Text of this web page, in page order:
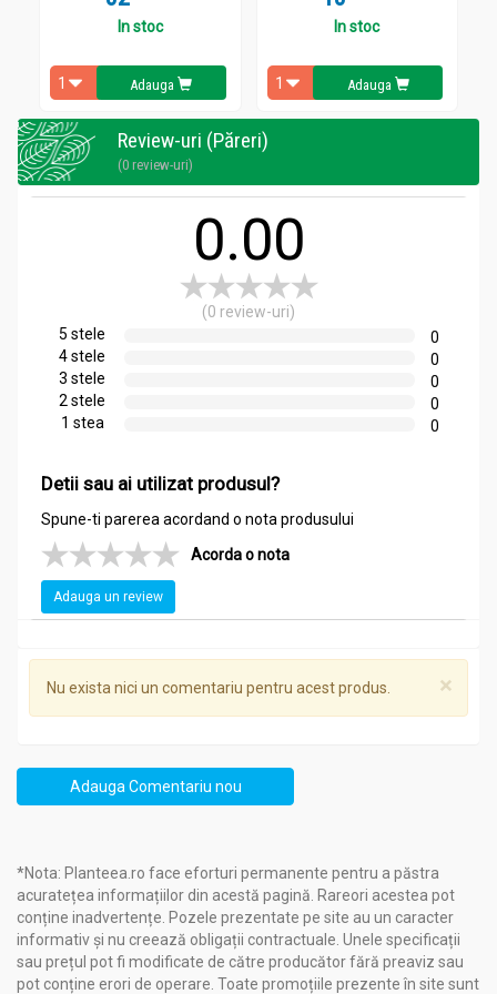
In stoc
Adauga
In stoc
Adauga
Review-uri (Păreri)
(0 review-uri)
0.00
(0 review-uri)
5 stele
0
4 stele
0
3 stele
0
2 stele
0
1 stea
0
Detii sau ai utilizat produsul?
Spune-ti parerea acordand o nota produsului
Acorda o nota
Adauga un review
×
Nu exista nici un comentariu pentru acest produs.
Adauga Comentariu nou
*Nota: Planteea.ro face eforturi permanente pentru a păstra
acuratețea informațiilor din acestă pagină. Rareori acestea pot
conține inadvertențe. Pozele prezentate pe site au un caracter
informativ și nu creează obligații contractuale. Unele specificații
sau prețul pot fi modificate de către producător fără preaviz sau
pot conține erori de operare. Toate promoțiile prezente în site sunt